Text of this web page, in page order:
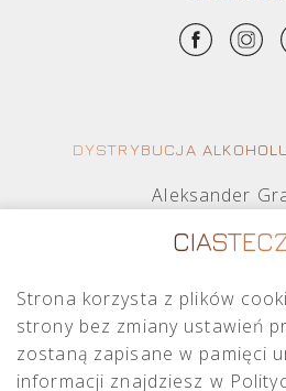
DYSTRYBUCJA
Aleksander
+48 512
Mateusz
+48 793
Strona korzysta z plików
strony bez zmiany ustawień
zostaną zapisane w pamięci
informacji znajdziesz w